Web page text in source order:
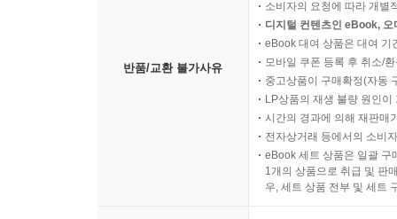
반품/교환 불가사유
소비자의 요청에 따라 개별
디지털 컨텐츠인 eBook,
eBook 대여 상품은 대여 기
모바일 쿠폰 등록 후 취소/
중고상품이 구매확정(자동
LP상품의 재생 불량 원인
시간의 경과에 의해 재판매
전자상거래 등에서의 소비
eBook 세트 상품은 일괄 구
1개의 상품으로 취급 및 판
우, 세트 상품 전부 및 세트